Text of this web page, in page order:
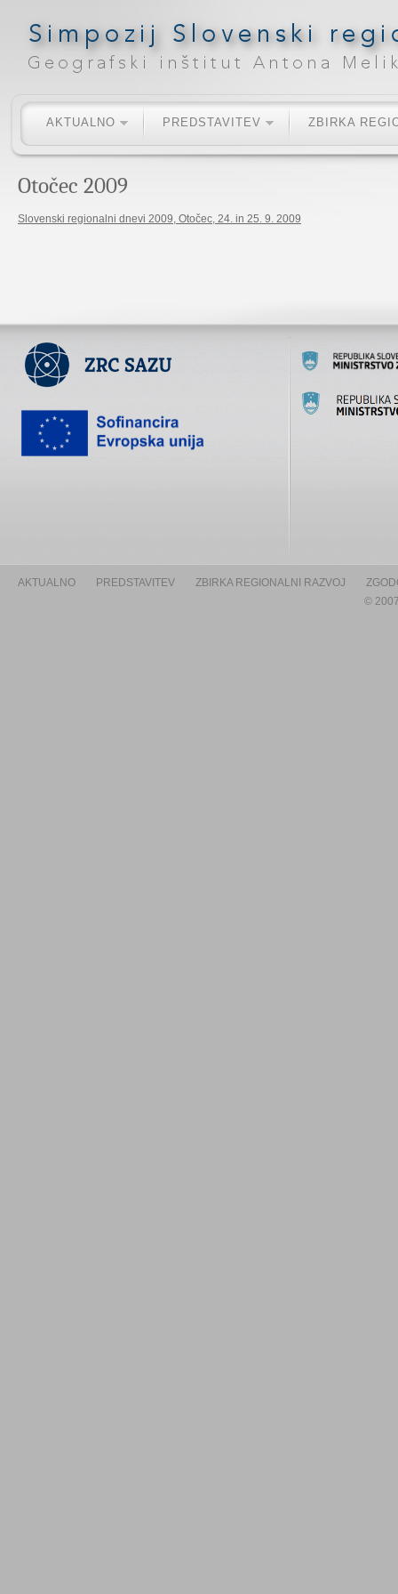
AKTUALNO PREDSTAVITEV ZBIRKA
Otočec 2009
Slovenski regionalni dnevi 2009, Otočec, 24. in 25. 9. 2009
AKTUALNO PREDSTAVITEV ZBIRKA REGIONALNI RAZVOJ
©